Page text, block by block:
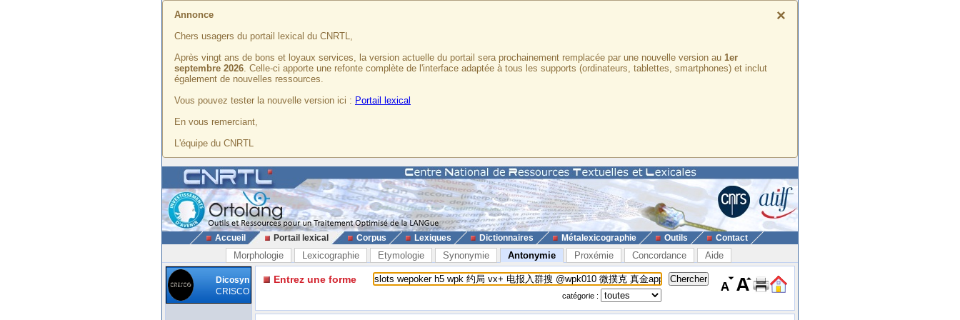
×
Annonce
Chers usagers du portail lexical du CNRTL,
Après vingt ans de bons et loyaux services, la version actuelle du portail sera prochainement remplacée par une nouvelle version au 1er
septembre 2026. Celle-ci apporte une refonte complète de l'interface adaptée à tous les supports (ordinateurs, tablettes, smartphones) et inclut
également de nouvelles ressources.
Vous pouvez tester la nouvelle version ici : Portail lexical
En vous remerciant,
L'équipe du CNRTL
Accueil Portail lexical Corpus Lexiques Dictionnaires Métalexicographie Outils Contact
Morphologie Lexicographie Etymologie Synonymie Antonymie Proxémie Concordance Aide
Dicosyn
CRISCO
Entrez une forme
catégorie :